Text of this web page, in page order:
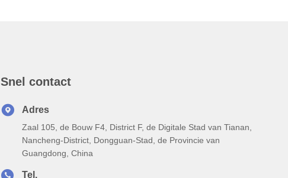
Snel contact
Adres
Zaal 105, de Bouw F4, District F, de Digitale Stad van Tianan,
Nancheng-District, Dongguan-Stad, de Provincie van
Guangdong, China
Tel.